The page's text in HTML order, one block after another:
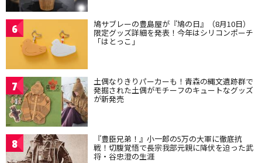
6 鳩サブレーの豊島屋が『鳩の日』（8月10日）
限定グッズ詳細を発表！今年はシリコンポーチ
「はとっこ」
7 土偶なりきりパーカーも！青森の縄文遺跡群で
発掘された土偶がモチーフのキュートなグッズ
が新発売
8 『豊臣兄弟！』小一郎の5万の大軍に徹底抗
戦！切腹覚悟で長宗我部元親に降伏を迫った武
将・谷忠澄の生涯